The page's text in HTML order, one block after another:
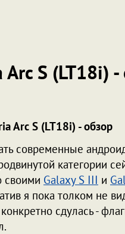
S (LT18i) -
Arc S (LT18i) - обзор
современные
категории
своими Galaxy S III и
я пока толком не
сдулась -